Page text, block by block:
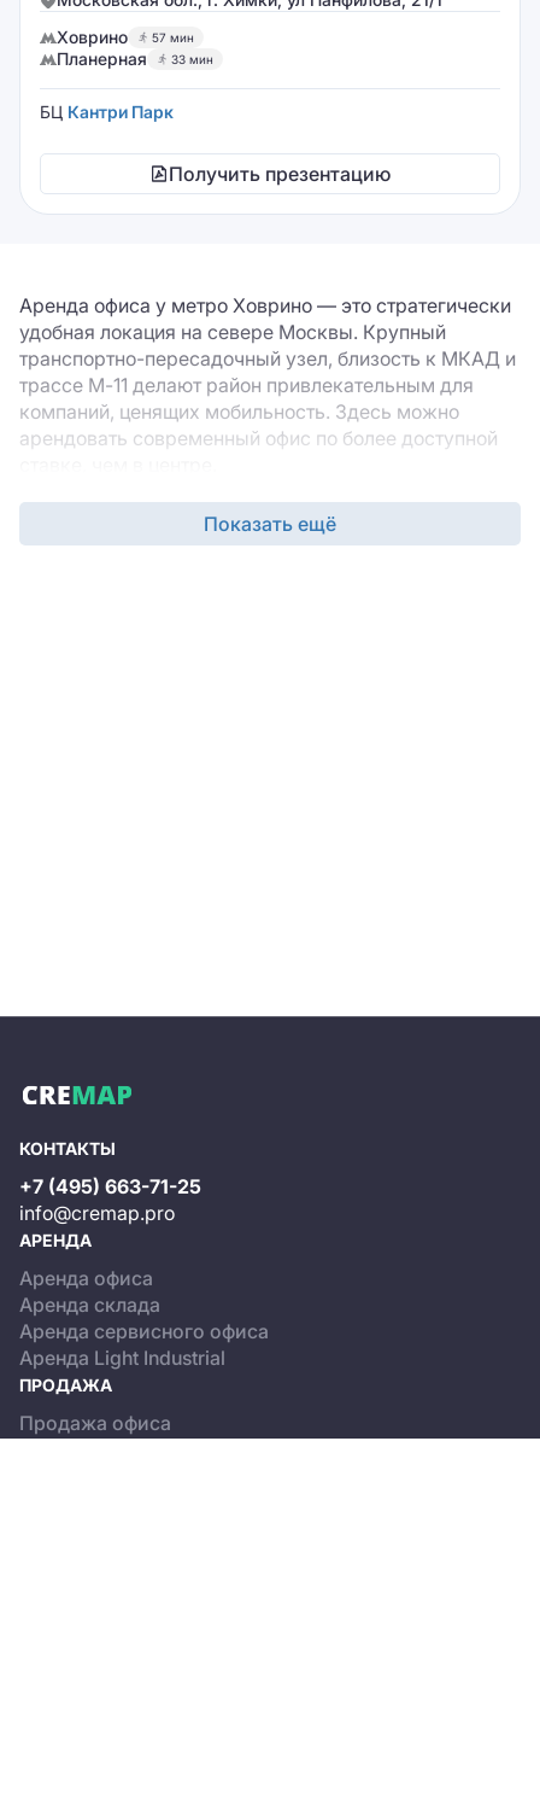
Ховрино
57 мин
Планерная 33 мин
БЦ Кантри Парк
Получить презентацию
Аренда офиса у метро Ховрино — это стратегически
удобная локация на севере Москвы. Крупный
транспортно-пересадочный узел, близость к МКАД и
трассе М-11 делают район привлекательным для
компаний, ценящих мобильность. Здесь можно
арендовать современный офис по более доступной
Наш портал поможет вам найти подходящий офис в
аренду в районе Ховрино. В каталоге собраны
Показать ещё
КОНТАКТЫ
+7 (495) 663-71-25
info@cremap.pro
АРЕНДА
Аренда офиса
Аренда склада
Аренда сервисного офиса
Аренда Light Industrial
ПРОДАЖА
Продажа офиса